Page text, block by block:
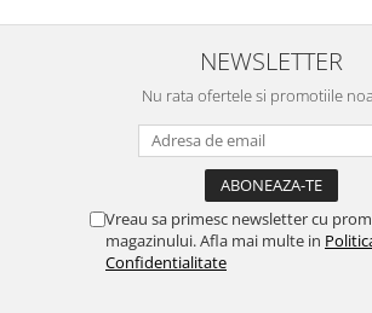
NEWSLETTER
Nu rata ofertele si promotiile
Vreau sa primesc newsletter cu
magazinului. Afla mai multe in
Confidentialitate